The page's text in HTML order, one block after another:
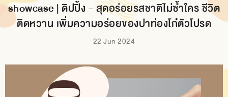
showcase | ดิปปิ้ง - สุดอร่อยรสชาติไม่ซ้ำใคร ชีวิต
ติดหวาน เพิ่มความอร่อยของปาท่องโก๋ตัวโปรด
22 Jun 2024